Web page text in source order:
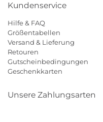
Kundenservice
Hilfe & FAQ
Größentabellen
Versand & Lieferung
Retouren
Gutscheinbedingungen
Geschenkkarten
Unsere Zahlungsarten